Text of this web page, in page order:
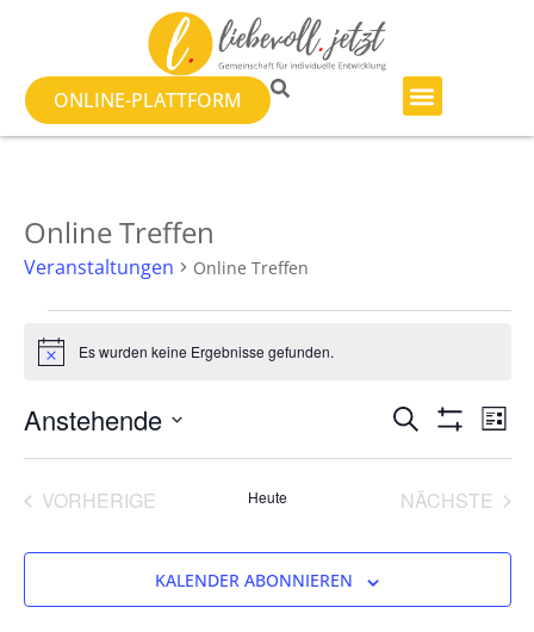
ONLINE-PLATTFORM
Online Treffen
Veranstaltungen Online Treffen
HinweisEs wurden keine Ergebnisse gefunden.
Suche
und
SUCHE LISTE
Anstehende
wählen.
VORHERIGE VERANSTALTUNGEN
Heute NÄCHSTE
KALENDER ABONNIEREN